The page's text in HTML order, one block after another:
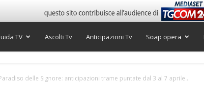
TV Ascolti Tv Anticipazioni Tv Soap opera
delle Signore: anticipazioni trame puntate dal 3 al 7 aprile...